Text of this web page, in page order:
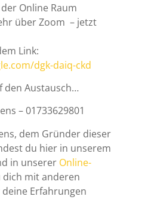
Online Raum
über Zoom – jetzt
Link:
dgk-daiq-ckd
den Austausch…
– 01733629801
dem Gründer dieser
du hier in unserem
in unserer Online-
dich mit anderen
Erfahrungen